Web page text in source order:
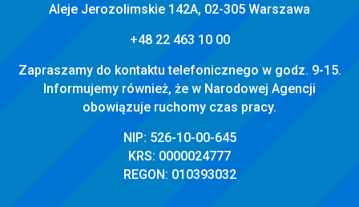
Aleje Jerozolimskie 142A, 02-305 Warszawa
+48 22 463 10 00
Zapraszamy do kontaktu telefonicznego w godz. 9-15.
Informujemy również, że w Narodowej Agencji
obowiązuje ruchomy czas pracy.
NIP: 526-10-00-645
KRS: 0000024777
REGON: 010393032